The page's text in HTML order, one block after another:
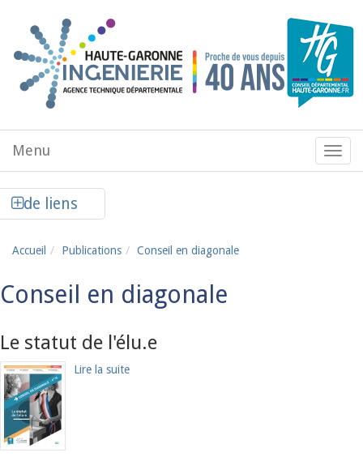
Menu
de
Menu
de liens
Accueil Publications Conseil en diagonale
Conseil en diagonale
Le statut de l'élu.e
Lire la suite